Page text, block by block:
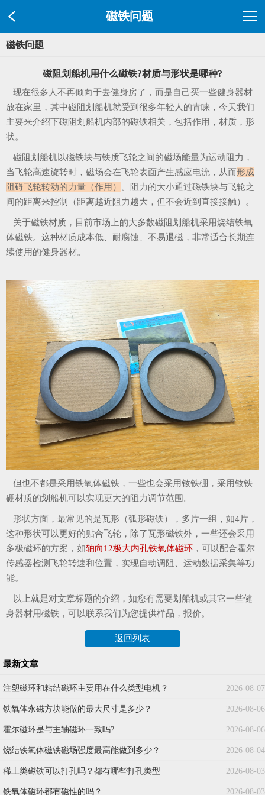
磁铁问题
磁铁问题
磁阻划船机用什么磁铁?材质与形状是哪种?
现在很多人不再倾向于去健身房了，而是自己买一些健身器材
放在家里，其中磁阻划船机就受到很多年轻人的青睐，今天我们
主要来介绍下磁阻划船机内部的磁铁相关，包括作用，材质，形
状。
磁阻划船机以磁铁块与铁质飞轮之间的磁场能量为运动阻力，
当飞轮高速旋转时，磁场会在飞轮表面产生感应电流，从而形成
阻碍飞轮转动的力量（作用）
。阻力的大小通过磁铁块与飞轮之
间的距离来控制（距离越近阻力越大，但不会近到直接接触）。
关于磁铁材质，目前市场上的大多数磁阻划船机采用烧结铁氧
体磁铁。这种材质成本低、耐腐蚀、不易退磁，非常适合长期连
续使用的健身器材。
但也不都是采用铁氧体磁铁，一些也会采用钕铁硼，采用钕铁
硼材质的划船机可以实现更大的阻力调节范围。
形状方面，最常见的是瓦形（弧形磁铁），多片一组，如4片，
这种形状可以更好的贴合飞轮，除了瓦形磁铁外，一些还会采用
多极磁环的方案，如轴向12极大内孔铁氧体磁环 ，可以配合霍尔
传感器检测飞轮转速和位置，实现自动调阻、运动数据采集等功
能。
以上就是对文章标题的介绍，如您有需要划船机或其它一些健
身器材用磁铁，可以联系我们为您提供样品，报价。
返回列表
最新文章
2026-08-07
注塑磁环和粘结磁环主要用在什么类型电机？
2026-08-06
铁氧体永磁方块能做的最大尺寸是多少？
2026-08-06
霍尔磁环是与主轴磁环一致吗?
2026-08-04
烧结铁氧体磁铁磁场强度最高能做到多少？
2026-08-03
稀土类磁铁可以打孔吗？都有哪些打孔类型
2026-08-03
铁氧体磁环都有磁性的吗？